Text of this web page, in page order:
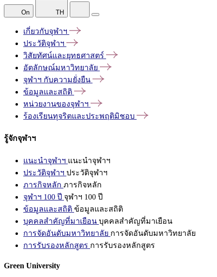
On TH
เกี่ยวกับจุฬาฯ
ประวัติจุฬาฯ
วิสัยทัศน์และยุทธศาสตร์
อัตลักษณ์มหาวิทยาลัย
จุฬาฯ กับความยั่งยืน
ข้อมูลและสถิติ
หน่วยงานของจุฬาฯ
ร้องเรียนทุจริตและประพฤติมิชอบ
รู้จักจุฬาฯ
แนะนำจุฬาฯ แนะนำจุฬาฯ
ประวัติจุฬาฯ ประวัติจุฬาฯ
ภารกิจหลัก ภารกิจหลัก
จุฬาฯ 100 ปี จุฬาฯ 100 ปี
ข้อมูลและสถิติ ข้อมูลและสถิติ
บุคคลสำคัญที่มาเยือน บุคคลสำคัญที่มาเยือน
การจัดอันดับมหาวิทยาลัย การจัดอันดับมหาวิทยาลัย
การรับรองหลักสูตร การรับรองหลักสูตร
Green University